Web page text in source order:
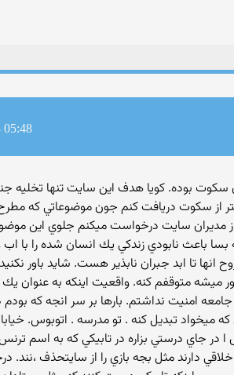
05:48
سكوت بوده. كويا هدف اين سايت تنها تخليه
از سكوت دريافت كنم جون موضوعاتي كه
مديران سايت درخواست ميكنم جلوي اين
بسا باعث نابودي زندكي يك انسان شده را با
تا ابد جبران نابذير هست. شايد باور
ميشه متوقفم كنه. واقعيت اينكه به عنوان
امنيت نداشتم. بارها بر سر انجه كه
ميخواد تبديل كنه . تو مدرسه . اتوبوس.
در جاي درستي بزاره در تابيكي كه به اسم
دارند مثل بجه بازي را از سايتحذف ،نند.